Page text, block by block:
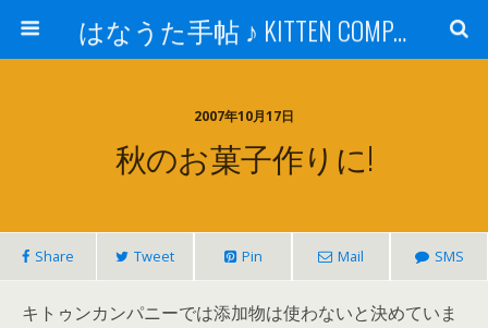
はなうた手帖 ♪ KITTEN COMPANY
2007年10月17日
秋のお菓子作りに!
Share Tweet Pin Mail SMS
キトゥンカンパニーでは添加物は使わないと決めていま